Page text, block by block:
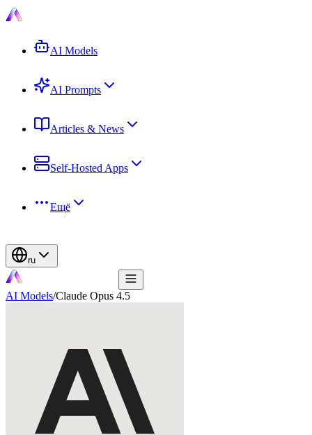
AI Models
AI Prompts
Articles & News
Self-Hosted Apps
Ещё
ru
AI Models/Claude Opus 4.5